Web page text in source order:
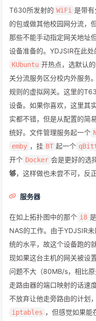
T630所发射的 WiFi 是带
的包或做其他校园网分流，
那些不能手动指定网关地址
设备准备的。YDJSIR在此
KUbuntu 开热点，选默认
关分流服务区分校内外服务
规则的虚拟网关。这里的
设备。如果你喜欢，这里其
实都不错，但是从配置的简
统好。文件管理服务起一个
emby ，挂 BT 起一个
开个 Docker 会是更好的选
够，这样做也未尝不可，反
服务器
在如上拓扑图中的那个 i8
NAS的工作。由于YDJSIR
统的水平，故这个设备跑的
现如果这台主机的网关被设
问题不大（80MB/s，相比
走路由器的端口映射的话速
不放弃让他走旁路由的计划
iptables ，但感觉如果能